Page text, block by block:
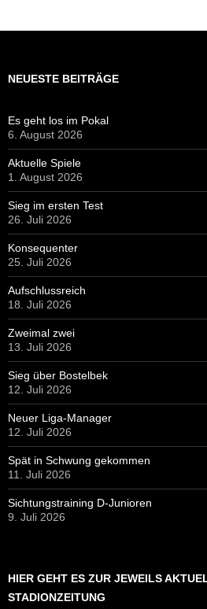
NEUESTE BEITRÄGE
Es geht los im Pokal
6. August 2026
Aktuelle Spiele
1. August 2026
Sieg im ersten Test
26. Juli 2026
Konsequenter
25. Juli 2026
Aufschlussreich
18. Juli 2026
Zweimal zwei
13. Juli 2026
Sieg über Bostelbek
12. Juli 2026
Neuer Liga-Manager
12. Juli 2026
Spät in Schwung gekommen
11. Juli 2026
Sichtungstraining D-Junioren
9. Juli 2026
HIER GEHT ES ZUR JEWEILS
STADIONZEITUNG